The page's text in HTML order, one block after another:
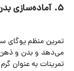
۵. آماده‌سازی بدن برای حرکات پیشرفته‌تریوگا
تمرین منظم یوگای
می‌دهد و بدن و ذهن
تمرینات به‌ عنوان